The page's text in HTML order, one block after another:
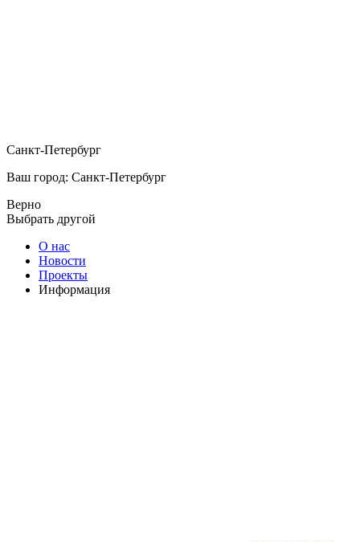
Санкт-Петербург
Ваш город: Санкт-Петербург
Верно
Выбрать другой
О нас
Новости
Проекты
Информация